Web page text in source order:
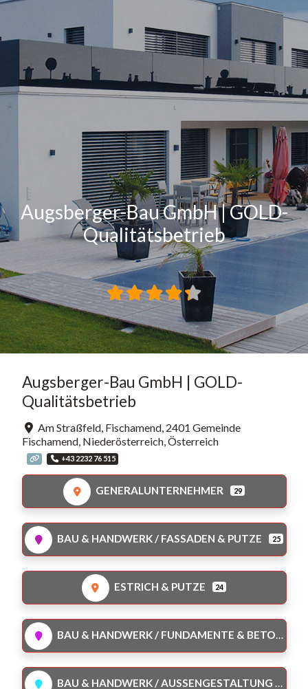
Augsberger-Bau GmbH | GOLD-
Qualitätsbetrieb
Augsberger-Bau GmbH | GOLD-
Qualitätsbetrieb
Am Straßfeld, Fischamend, 2401 Gemeinde
Fischamend, Niederösterreich, Österreich
+43 2232 76 515
GENERALUNTERNEHMER 29
BAU & HANDWERK / FASSADEN & PUTZE 25
ESTRICH & PUTZE 24
BAU & HANDWERK / FUNDAMENTE & BETONBAU
BAU & HANDWERK / AUSSENGESTALTUNG & GARTEN